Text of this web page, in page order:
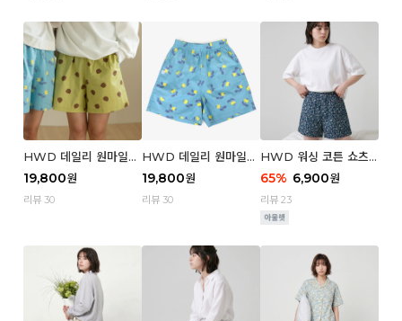
HWD 데일리 원마일
쇼츠 - 03 Poodle (우
먼)
19,800원
리뷰 30
HWD 데일리 원마일
쇼츠 - 02 Chouchou
(우먼)
19,800원
리뷰 30
HWD 워싱 코튼 쇼츠
(우먼) - 03 Berry tre
e
65% 6,900원
리뷰 23